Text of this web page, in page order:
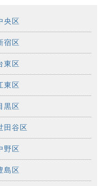
央区
宿区
東区
東区
黒区
田谷区
野区
島区